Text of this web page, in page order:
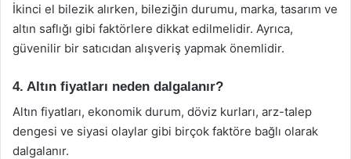
İkinci el bilezik alırken, bileziğin durumu, marka, tasarım ve
altın saflığı gibi faktörlere dikkat edilmelidir. Ayrıca,
güvenilir bir satıcıdan alışveriş yapmak önemlidir.
4. Altın fiyatları neden dalgalanır?
Altın fiyatları, ekonomik durum, döviz kurları, arz-talep
dengesi ve siyasi olaylar gibi birçok faktöre bağlı olarak
dalgalanır.